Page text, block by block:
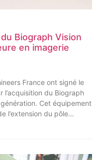
Biograph Vision
en imagerie
France ont signé le
l’acquisition du Biograph
Cet équipement
l’extension du pôle
au cœur même du